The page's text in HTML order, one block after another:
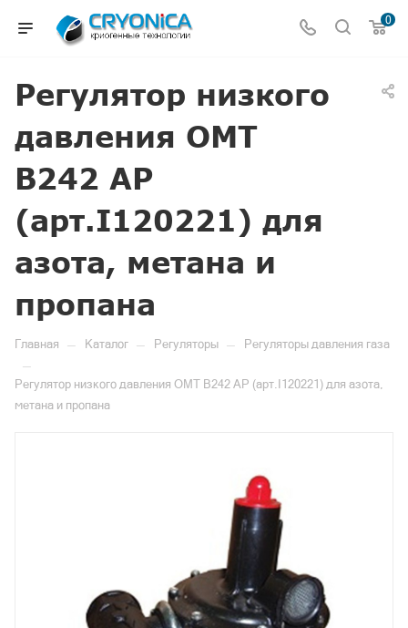
0
Регулятор низкого
давления OMT
B242 АР
(арт.I120221) для
азота, метана и
пропана
Главная — Каталог — Регуляторы — Регуляторы давления газа
—
Регулятор низкого давления OMT B242 АР (арт.I120221) для азота,
метана и пропана